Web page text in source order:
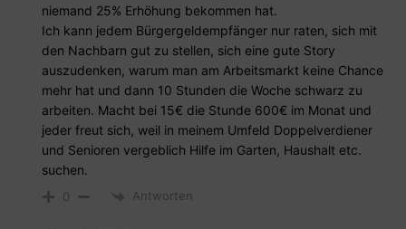
niemand 25% Erhöhung bekommen hat.
Ich kann jedem Bürgergeldempfänger nur raten, sich mit
den Nachbarn gut zu stellen, sich eine gute Story
auszudenken, warum man am Arbeitsmarkt keine Chance
mehr hat und dann 10 Stunden die Woche schwarz zu
arbeiten. Macht bei 15€ die Stunde 600€ im Monat und
jeder freut sich, weil in meinem Umfeld Doppelverdiener
und Senioren vergeblich Hilfe im Garten, Haushalt etc.
suchen.
0 Antworten